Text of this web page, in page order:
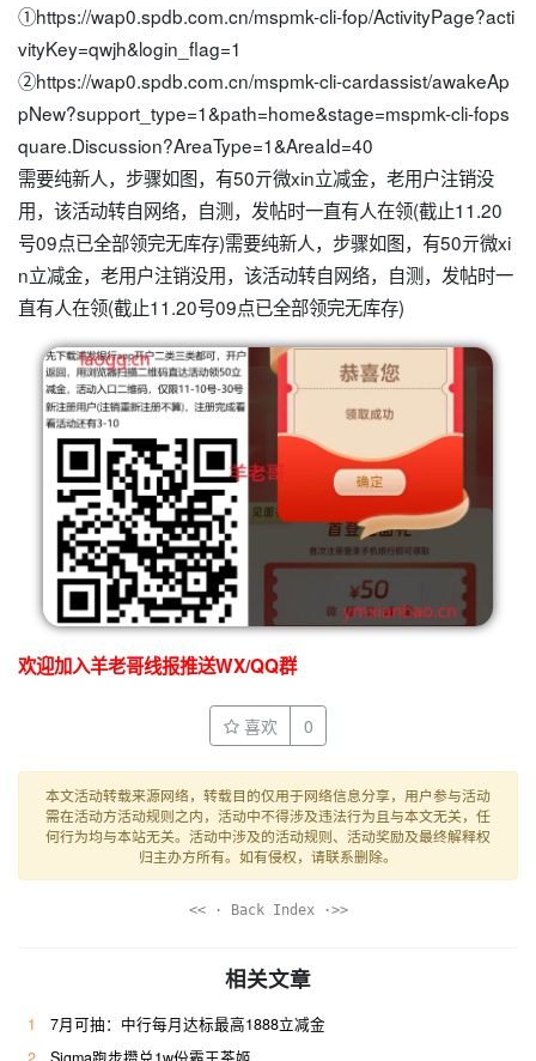
①https://wap0.spdb.com.cn/mspmk-cli-fop/ActivityPage?acti
vityKey=qwjh&login_flag=1
②https://wap0.spdb.com.cn/mspmk-cli-cardassist/awakeAp
pNew?support_type=1&path=home&stage=mspmk-cli-fops
quare.Discussion?AreaType=1&AreaId=40
需要纯新人，步骤如图，有50亓微xin立减金，老用户注销没
用，该活动转自网络，自测，发帖时一直有人在领(截止11.20
号09点已全部领完无库存)需要纯新人，步骤如图，有50亓微xi
n立减金，老用户注销没用，该活动转自网络，自测，发帖时一
直有人在领(截止11.20号09点已全部领完无库存)
欢迎加入羊老哥线报推送WX/QQ群
喜欢 0
本文活动转载来源网络，转载目的仅用于网络信息分享，用户参与活动
需在活动方活动规则之内，活动中不得涉及违法行为且与本文无关，任
何行为均与本站无关。活动中涉及的活动规则、活动奖励及最终解释权
归主办方所有。如有侵权，请联系删除。
<< · Back Index ·>>
相关文章
1
7月可抽：中行每月达标最高1888立减金